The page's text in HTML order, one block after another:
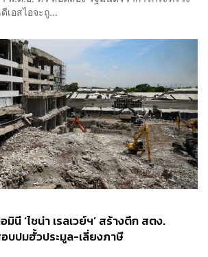
เอสไอจะถู...
นี ‘ไชน่า เรลเวย์ฯ’ สร้างตึก สตง.
บปมฮั้วประมูล-เลี่ยงภาษี